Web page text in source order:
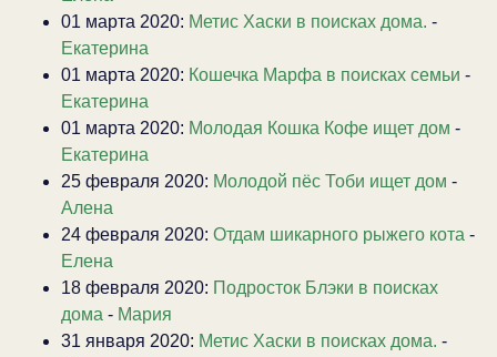
01 марта 2020: Метис Хаски в поисках дома. -
Екатерина
01 марта 2020: Кошечка Марфа в поисках семьи -
Екатерина
01 марта 2020: Молодая Кошка Кофе ищет дом -
Екатерина
25 февраля 2020: Молодой пёс Тоби ищет дом -
Алена
24 февраля 2020: Отдам шикарного рыжего кота -
Елена
18 февраля 2020: Подросток Блэки в поисках
дома - Мария
31 января 2020: Метис Хаски в поисках дома. -